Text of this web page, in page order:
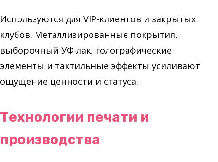
Используются для VIP-клиентов и закрытых
клубов. Металлизированные покрытия,
выборочный УФ-лак, голографические
элементы и тактильные эффекты усиливают
ощущение ценности и статуса.
Технологии печати и
производства